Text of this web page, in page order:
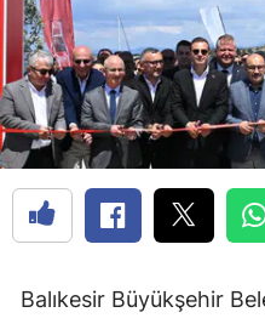
Balıkesir Büyükşehir